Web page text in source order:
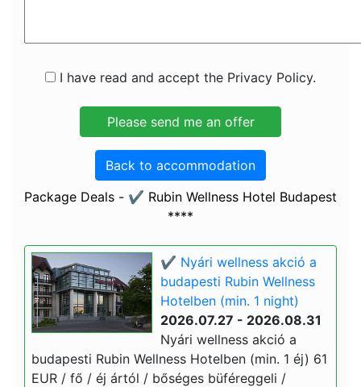
I have read and accept the Privacy Policy.
Back to accommodation
Package Deals - ✔️ Rubin Wellness Hotel Budapest
****
✔️ Nyári wellness akció a
budapesti Rubin Wellness
Hotelben (min. 1 night)
2026.07.27 - 2026.08.31
Nyári wellness akció a
budapesti Rubin Wellness Hotelben (min. 1 éj) 61
EUR / fő / éj ártól / bőséges büféreggeli /